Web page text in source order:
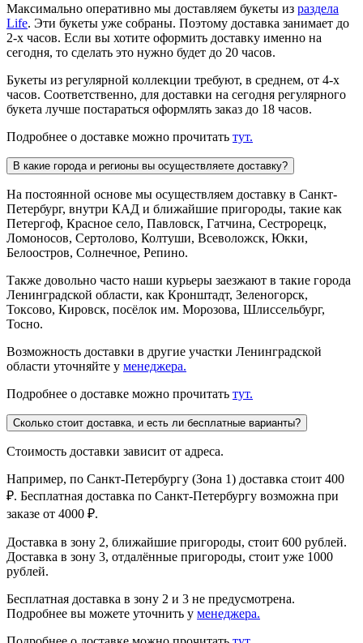
Максимально оперативно мы доставляем букеты из раздела
Life. Эти букеты уже собраны. Поэтому доставка занимает до
2-х часов. Если вы хотите оформить доставку именно на
сегодня, то сделать это нужно будет до 20 часов.
Букеты из регулярной коллекции требуют, в среднем, от 4-х
часов. Соответственно, для доставки на сегодня регулярного
букета лучше постараться оформлять заказ до 18 часов.
Подробнее о доставке можно прочитать тут.
В какие города и регионы вы осуществляете доставку?
На постоянной основе мы осуществляем доставку в Санкт-
Петербург, внутри КАД и ближайшие пригороды, такие как
Петергоф, Красное село, Павловск, Гатчина, Сестрорецк,
Ломоносов, Сертолово, Колтуши, Всеволожск, Юкки,
Белоостров, Солнечное, Репино.
Также довольно часто наши курьеры заезжают в такие города
Ленинградской области, как Кронштадт, Зеленогорск,
Токсово, Кировск, посёлок им. Морозова, Шлиссельбург,
Тосно.
Возможность доставки в другие участки Ленинградской
области уточняйте у менеджера.
Подробнее о доставке можно прочитать тут.
Сколько стоит доставка, и есть ли бесплатные варианты?
Стоимость доставки зависит от адреса.
Например, по Санкт-Петербургу (Зона 1) доставка стоит 400
₽. Бесплатная доставка по Санкт-Петербургу возможна при
заказе от 4000 ₽.
Доставка в зону 2, ближайшие пригороды, стоит 600 рублей.
Доставка в зону 3, отдалённые пригороды, стоит уже 1000
рублей.
Бесплатная доставка в зону 2 и 3 не предусмотрена.
Подробнее вы можете уточнить у менеджера.